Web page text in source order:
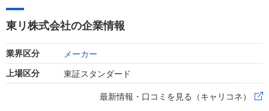
います。
東リ株式会社の企業情報
業界区分 メーカー
上場区分
東証スタンダード
最新情報・口コミを見る（キャリコネ）